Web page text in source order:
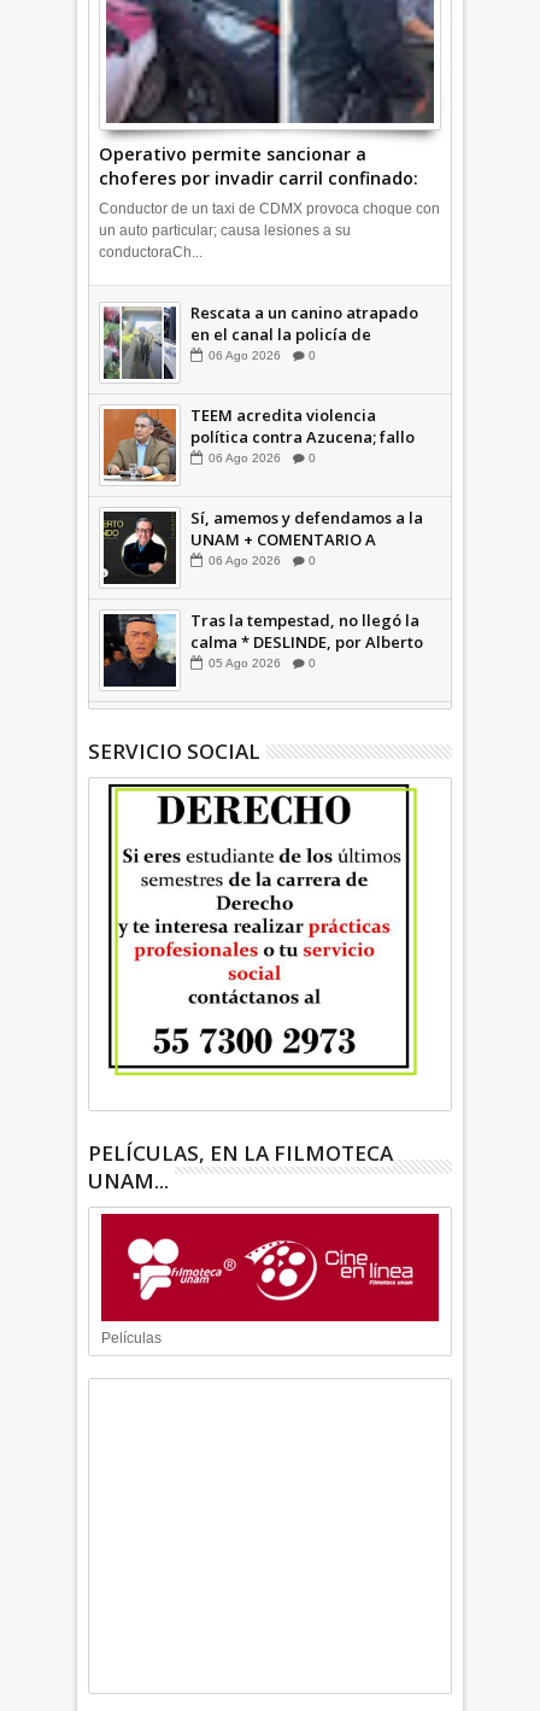
Operativo permite sancionar a
choferes por invadir carril confinado:
Ecatepec +Video | INFORMATIVA
Conductor de un taxi de CDMX provoca choque con
un auto particular; causa lesiones a su
conductoraCh...
Rescata a un canino atrapado
en el canal la policía de
Ecatepec INFORMATIVA
06 Ago 2026 0
TEEM acredita violencia
política contra Azucena; fallo
confirma guerra sucia: Octavio
06 Ago 2026 0
Sí, amemos y defendamos a la
UNAM + COMENTARIO A
TIEMPO
06 Ago 2026 0
Tras la tempestad, no llegó la
calma * DESLINDE, por Alberto
Witvrun OPINIÓN
05 Ago 2026 0
SERVICIO SOCIAL
PELÍCULAS, EN LA FILMOTECA
UNAM...
Películas